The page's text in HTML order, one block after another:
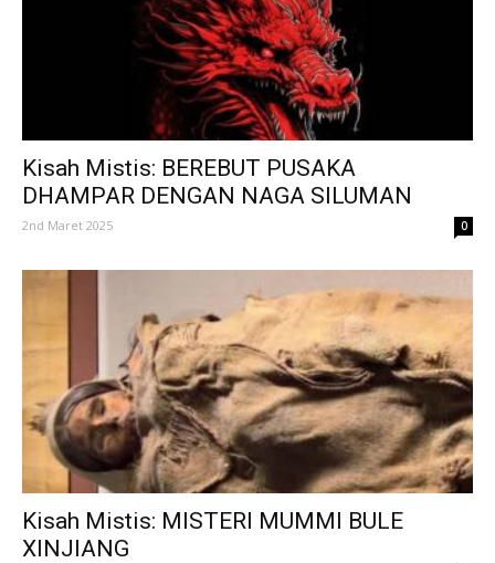
Kisah Mistis: BEREBUT PUSAKA
DHAMPAR DENGAN NAGA SILUMAN
2nd Maret 2025 0
Kisah Mistis: MISTERI MUMMI BULE
XINJIANG